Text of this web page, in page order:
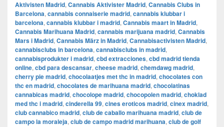
Aktivisten Madrid, Cannabis Aktivister Madrid, Cannabis Clubs in
Barcelona, cannabis connaiserie madrid, cannabis klubbar i
barcelona, cannabis klubbar i madrid, Cannabis maart in Madrid,
Cannabis Marihuana Madrid, cannabis marijuana madrid, Cannabis
Mars i Madrid, Cannabis März in Madrid, Cannabisactivisten Madrid,
cannabisclubs in barcelona, cannabisclubs in madrid,
cannabisprodukter i madrid, cbd extracciones, cbd madrid tienda
online, cbd para descansar, cheese madrid, chemdawg madrid,
cherry pie madrid, chocolaatjes met thc in madrid, chocolates con
thc en madrid, chocolates de marihuana madrid, chocolatinas
cannabicas madrid, chocolope madrid, chocopolen madrid, choklad
med thc i madrid, cinderella 99, cines eroticos madrid, cinex madrid,
club cannabico madrid, club de caballo marihuana madrid, club de
campo la moraleja, club de campo madrid marihuana, club de golf